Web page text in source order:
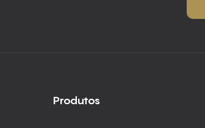
Produtos